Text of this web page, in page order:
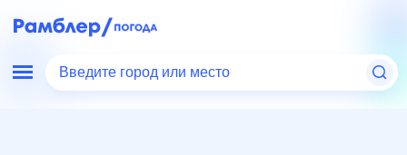
Введите город или место